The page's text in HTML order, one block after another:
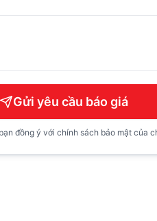
Gửi yêu cầu báo giá
đồng ý với chính sách bảo mật của